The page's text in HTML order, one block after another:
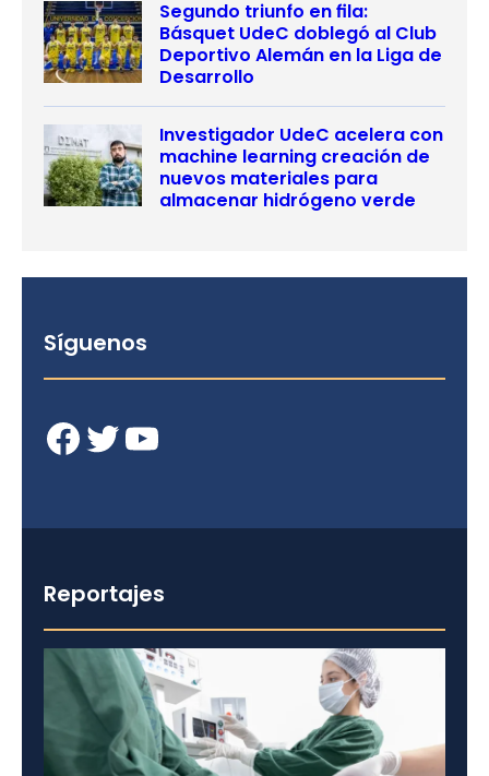
Segundo triunfo en fila:
Básquet UdeC doblegó al Club
Deportivo Alemán en la Liga de
Desarrollo
Investigador UdeC acelera con
machine learning creación de
nuevos materiales para
almacenar hidrógeno verde
Síguenos
Facebook Twitter YouTube
Reportajes